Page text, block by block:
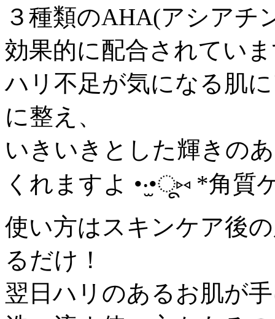
３種類のAHA(アシア
効果的に配合されてい
ハリ不足が気になる肌
に整え、
いきいきとした輝きの
くれますよ •‧̫•ू⑅ *角質
使い方はスキンケア後
るだけ！
翌日ハリのあるお肌が